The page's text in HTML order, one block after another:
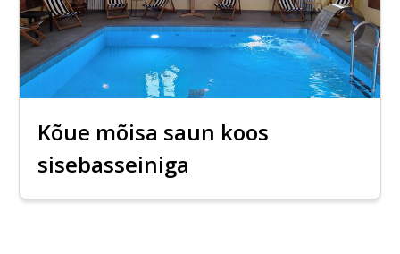
Kõue mõisa saun koos
sisebasseiniga